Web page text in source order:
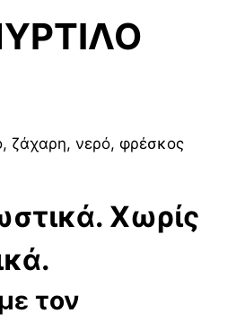
ζάχαρη, νερό, φρέσκος
Χωρίς
τον